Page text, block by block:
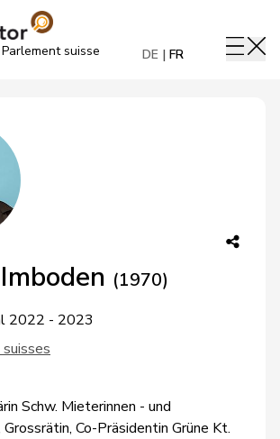
suisse DE FR
(1970)
2022 - 2023
Schw. Mieterinnen - und
Co-Präsidentin Grüne Kt.